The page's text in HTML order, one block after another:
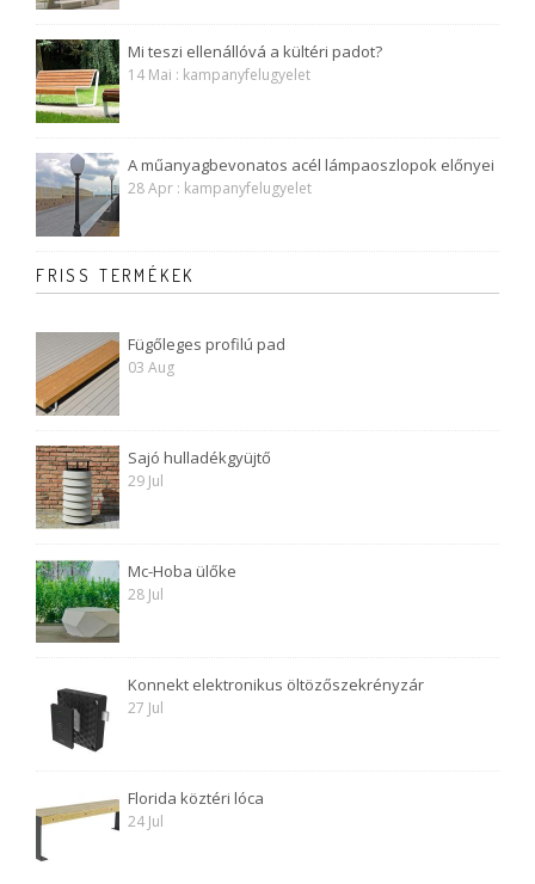
Mi teszi ellenállóvá a kültéri padot?
14 Mai : kampanyfelugyelet
A műanyagbevonatos acél lámpaoszlopok előnyei
28 Apr : kampanyfelugyelet
FRISS TERMÉKEK
Fügőleges profilú pad
03 Aug
Sajó hulladékgyüjtő
29 Jul
Mc-Hoba ülőke
28 Jul
Konnekt elektronikus öltözőszekrényzár
27 Jul
Florida köztéri lóca
24 Jul